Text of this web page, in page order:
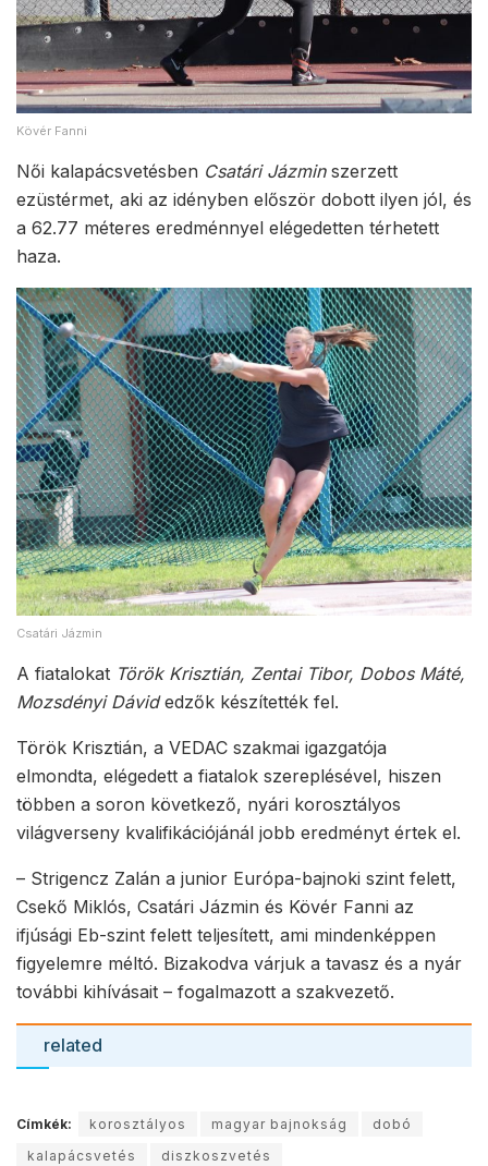
Kövér Fanni
Női kalapácsvetésben Csatári Jázminszerzett
ezüstérmet, aki az idényben először dobott ilyen jól, és
a 62.77 méteres eredménnyel elégedetten térhetett
haza.
Csatári Jázmin
A fiatalokat Török Krisztián, Zentai Tibor, Dobos Máté,
Mozsdényi Dávidedzők készítették fel.
Török Krisztián, a VEDAC szakmai igazgatója
elmondta, elégedett a fiatalok szereplésével, hiszen
többen a soron következő, nyári korosztályos
világverseny kvalifikációjánál jobb eredményt értek el.
– Strigencz Zalán a junior Európa-bajnoki szint felett,
Csekő Miklós, Csatári Jázmin és Kövér Fanni az
ifjúsági Eb-szint felett teljesített, ami mindenképpen
figyelemre méltó. Bizakodva várjuk a tavasz és a nyár
további kihívásait – fogalmazott a szakvezető.
related
Címkék: korosztályos magyar bajnokság
dobó
kalapácsvetés
diszkoszvetés